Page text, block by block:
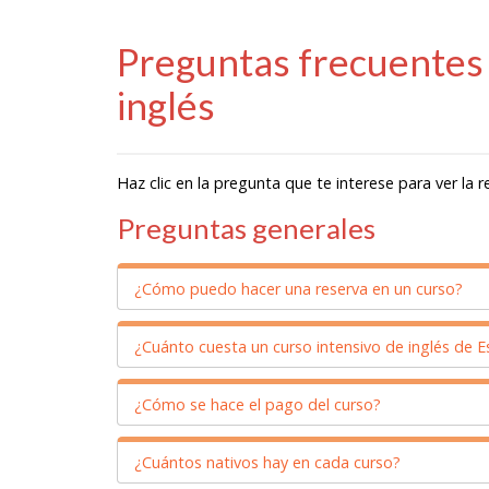
Preguntas
inglés
Haz clic en la pregunta que te interese para ver la
Preguntas generales
¿Cómo puedo hacer una reserva en un curso?
¿Cómo puedo hacer una
El primer paso consiste que te pongas en
una pequeña conversación telefónica en inglés.
plazaen la fecha que más te convenga.
¿Cuánto cuesta un curso intensivo de inglés de
¿Cuánto cuesta un curso
El precio de un curso de inmersión en inglés
ofrecemos un descuento de 100€, por lo que
¿Cómo se hace el pago del curso?
¿Cómo se hace el pago del
¿Cuántos nativos hay en cada curso?